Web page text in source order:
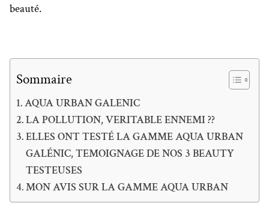
beauté.
Sommaire
AQUA URBAN GALENIC
LA POLLUTION, VERITABLE ENNEMI ??
ELLES ONT TESTÉ LA GAMME AQUA URBAN
GALÉNIC, TEMOIGNAGE DE NOS 3 BEAUTY
TESTEUSES
MON AVIS SUR LA GAMME AQUA URBAN